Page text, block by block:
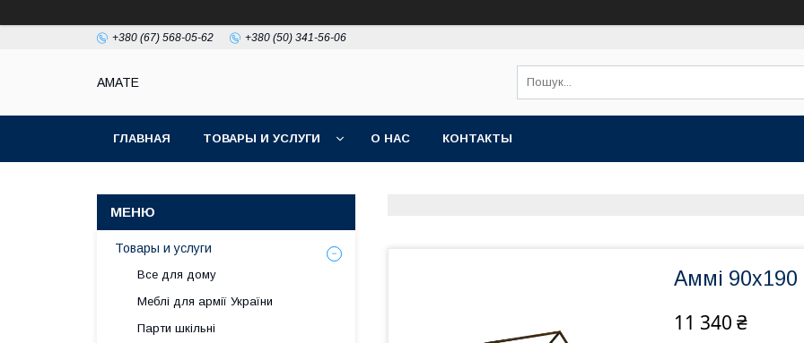
+380 (67) 568-05-62 +380 (50) 341-56-06
AMATE
ГЛАВНАЯ ТОВАРЫ И УСЛУГИ О НАС КОНТАКТЫ
Аммі
11 340 ₴
Товары и услуги
Все для дому
Меблі для армії України
Парти шкільні